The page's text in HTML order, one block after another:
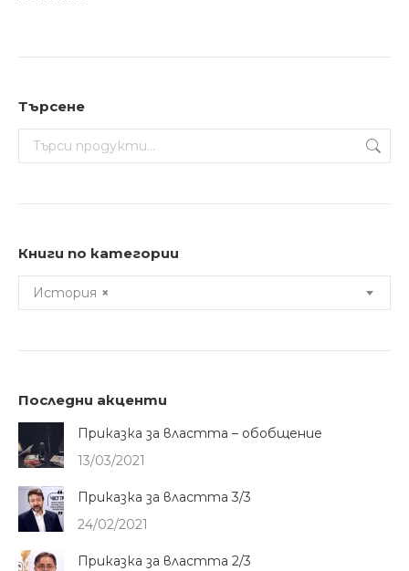
Търсене
Книги по категории
×
История
Последни акценти
Приказка за властта – обобщение
13/03/2021
Приказка за властта 3/3
24/02/2021
Приказка за властта 2/3